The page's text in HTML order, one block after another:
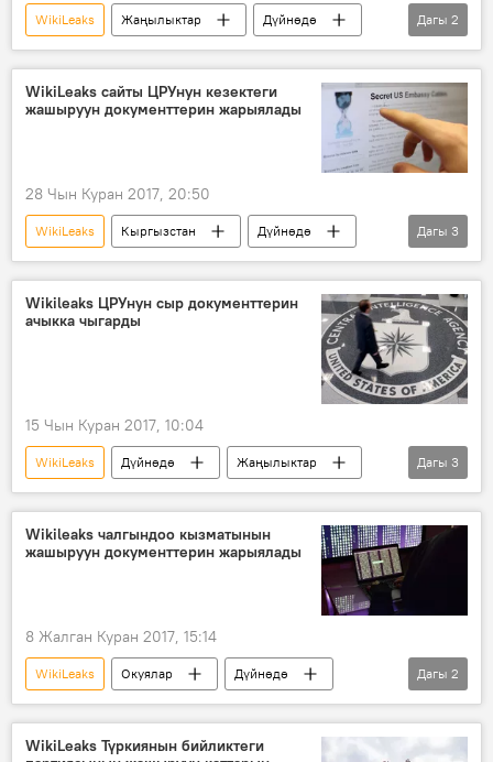
WikiLeaks Жаңылыктар
Дүйнөдө
Саясат
Жулиан Ассанж
Дагы 2
WikiLeaks сайты ЦРУнун кезектеги
жашыруун документтерин жарыялады
28 Чын Куран 2017, 20:50
WikiLeaks Кыргызстан
Дүйнөдө
Жаңылыктар
ЦРУ сыр
Дагы 3
Wikileaks ЦРУнун сыр документтерин
ачыкка чыгарды
15 Чын Куран 2017, 10:04
WikiLeaks Дүйнөдө
Жаңылыктар
Саясат
чалгындоо документ
Дагы 3
Wikileaks чалгындоо кызматынын
жашыруун документтерин жарыялады
8 Жалган Куран 2017, 15:14
WikiLeaks Окуялар
Дүйнөдө
Жаңылыктар
интернет
Дагы 2
WikiLeaks Түркиянын бийликтеги